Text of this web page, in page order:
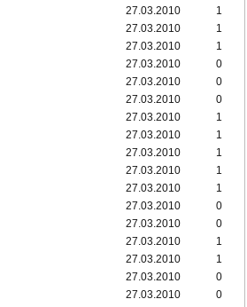
27.03.2010
1
27.03.2010
1
27.03.2010
1
27.03.2010
0
27.03.2010
0
27.03.2010
0
27.03.2010
1
27.03.2010
1
27.03.2010
1
27.03.2010
1
27.03.2010
1
27.03.2010
0
27.03.2010
0
27.03.2010
1
27.03.2010
1
27.03.2010
0
27.03.2010 0